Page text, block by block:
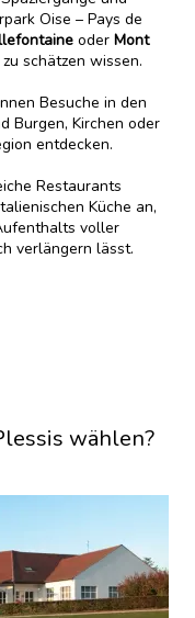
Oise – Pays de
oder Mont
schätzen wissen.
Besuche in den
Burgen, Kirchen oder
entdecken.
Restaurants
Küche an,
voller
verlängern lässt.
wählen?